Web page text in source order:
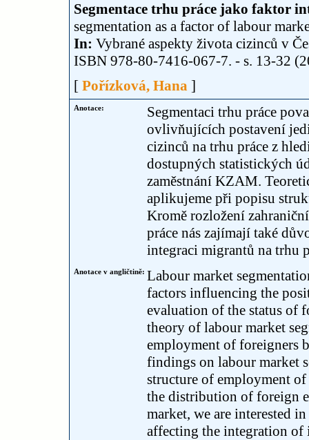
Segmentace trhu práce jako faktor
segmentation as a factor of labour
In: Vybrané aspekty života cizinců v
ISBN 978-80-7416-067-7. - s. 13-32
[ Pořízková, Hana ]
Anotace:
Segmentaci trhu práce
ovlivňujících postavení
cizinců na trhu práce z
dostupných statistických
zaměstnání KZAM.
aplikujeme při popisu
Kromě rozložení
práce nás zajímají také
integraci migrantů na trhu
Anotace v angličtině: Labour market
factors influencing the
evaluation of the status of
theory of labour market
employment of foreigners
findings on labour market
structure of employment
the distribution of foreign
market, we are interested
affecting the integration of